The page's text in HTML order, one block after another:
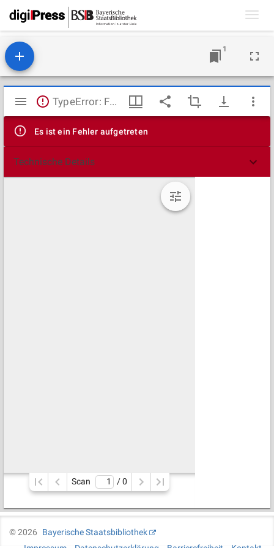
1
Mirador
Viewer
TypeError: Failed to fetch
Es ist ein Fehler aufgetreten
Technische Details
Scan / 0
©2026
Bayerische Staatsbibliothek